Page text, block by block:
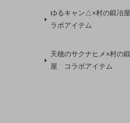
ゆるキャン△×村の鍛冶
ラボアイテム
天穂のサクナヒメ×村の
屋 コラボアイテム